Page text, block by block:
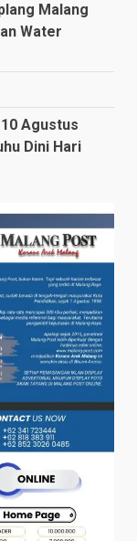
Malang
Water
Agustus
Dini Hari